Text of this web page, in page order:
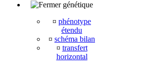
génétique
¤ phénotype
étendu
¤ schéma bilan
¤ transfert
horizontal